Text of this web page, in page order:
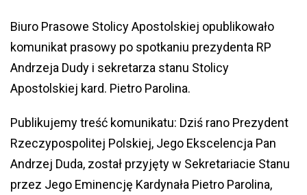
Biuro Prasowe Stolicy Apostolskiej opublikowało
komunikat prasowy po spotkaniu prezydenta RP
Andrzeja Dudy i sekretarza stanu Stolicy
Apostolskiej kard. Pietro Parolina.
Publikujemy treść komunikatu: Dziś rano Prezydent
Rzeczypospolitej Polskiej, Jego Ekscelencja Pan
Andrzej Duda, został przyjęty w Sekretariacie Stanu
przez Jego Eminencję Kardynała Pietro Parolina,